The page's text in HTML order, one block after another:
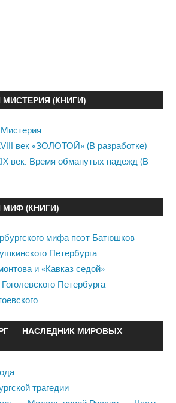
МИСТЕРИЯ (КНИГИ)
век «ЗОЛОТОЙ» (В разработке)
век. Время обманутых надежд (В
МИФ (КНИГИ)
мифа поэт Батюшков
Петербурга
и «Кавказ седой»
Петербурга
— НАСЛЕДНИК МИРОВЫХ
трагедии